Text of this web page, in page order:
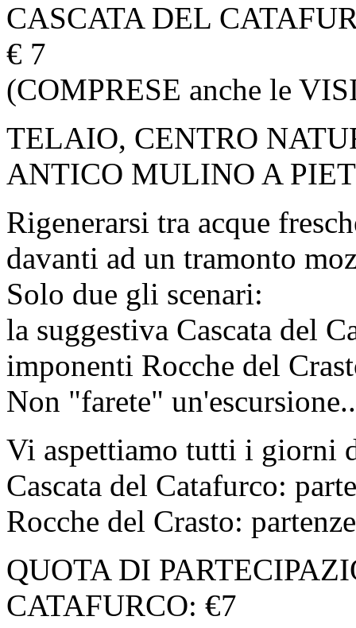
CASCATA DEL
€ 7
(COMPRESE anche le
TELAIO, CENTRO
ANTICO MULINO A
Rigenerarsi tra acque
davanti ad un tramonto
Solo due gli scenari:
la suggestiva Cascata del
imponenti Rocche del
Non "farete"
Vi aspettiamo tutti i giorni
Cascata del Catafurco:
Rocche del Crasto:
QUOTA DI
CATAFURCO: €7